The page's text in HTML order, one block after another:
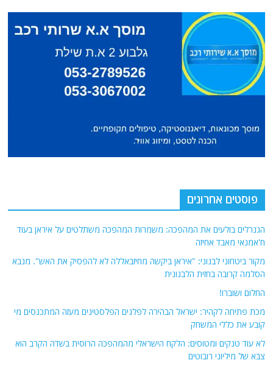
פוסטים אחרונים
הגנרלים בולעים את המהפכה: משמרות המהפכה משתלטים על איראן בעוד
ח'אמנאי מאבד אחיזה
מקור ביטחוני לבנוני: "איראן ביקשה מחיזבאללה לא להפסיק את האש". מנבא
הסלמה קרובה בחזית הלבנונית
החלום ושוברו!
מכת פתיחה לקהיר: ישראל הבהירה לפלגים הפלסטינים מעזה המתכנסים מי
קובע את כללי המשחק
לא עוד טנקים ומטוסים: הלקח הישראלי מהמהפכה הרוסית בשדה הקרב הוא
צבא של מיליוני רובוטים